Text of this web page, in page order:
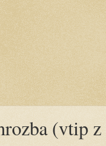
(vtip